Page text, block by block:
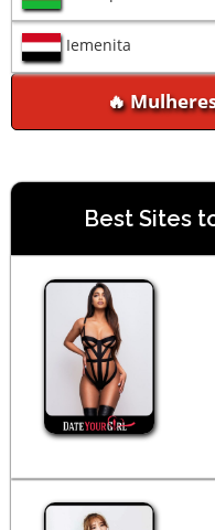
Iemenita
🔥
Best Sites